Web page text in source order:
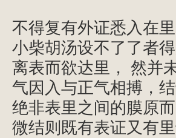
不得复有外证悉入在
小柴胡汤设不了了者
离表而欲达里， 然并
气因入与正气相搏，
绝非表里之间的膜原
微结则既有表证又有